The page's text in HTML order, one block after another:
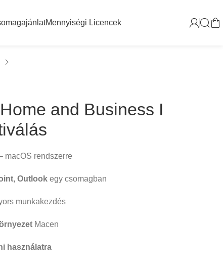
Mennyiségi Licencek
and Business I
macOS rendszerre
Outlookegy csomagban
munkakezdés
Macen
használatra